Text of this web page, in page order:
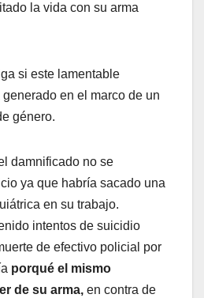
la vida con su arma
si este lamentable
en el marco de un
género.
damnificado no se
ya que habría sacado una
en su trabajo.
intentos de suicidio
de efectivo policial por
porqué el mismo
de su arma, en contra de